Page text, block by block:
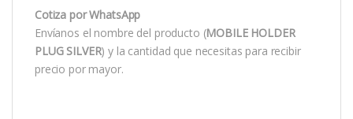
Cotiza por WhatsApp
Envíanos el nombre del producto (MOBILE HOLDER
PLUG SILVER) y la cantidad que necesitas para recibir
precio por mayor.